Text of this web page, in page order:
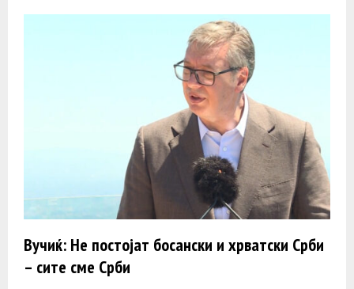
Вучиќ: Не постојат босански и хрватски Срби
– сите сме Срби